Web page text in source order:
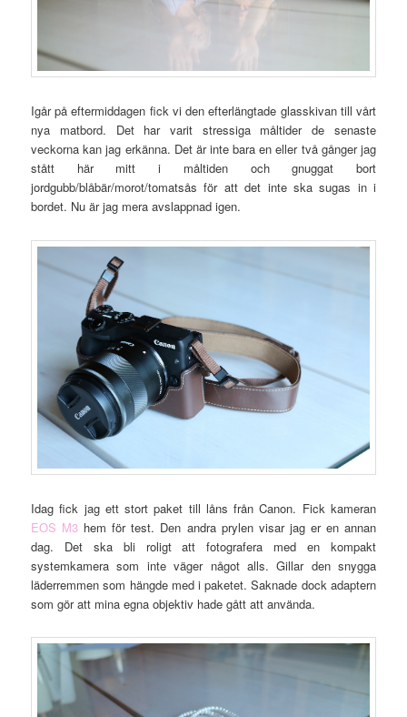
Igår på eftermiddagen fick vi den efterlängtade glasskivan till vårt
nya matbord. Det har varit stressiga måltider de senaste
veckorna kan jag erkänna. Det är inte bara en eller två gånger jag
stått här mitt i måltiden och gnuggat bort
jordgubb/blåbär/morot/tomatsås för att det inte ska sugas in i
bordet. Nu är jag mera avslappnad igen.
Idag fick jag ett stort paket till låns från Canon. Fick kameran
EOS M3 hem för test. Den andra prylen visar jag er en annan
dag. Det ska bli roligt att fotografera med en kompakt
systemkamera som inte väger något alls. Gillar den snygga
läderremmen som hängde med i paketet. Saknade dock adaptern
som gör att mina egna objektiv hade gått att använda.